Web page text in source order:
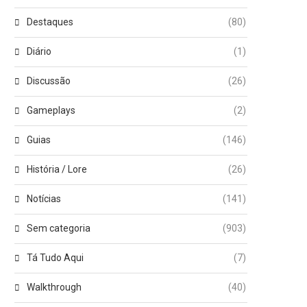
Destaques (80)
Diário (1)
Discussão (26)
Gameplays (2)
Guias (146)
História / Lore (26)
Notícias (141)
Sem categoria (903)
Tá Tudo Aqui (7)
Walkthrough (40)